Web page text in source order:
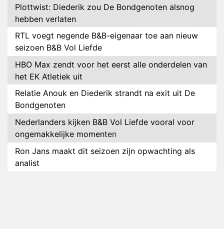
Plottwist: Diederik zou De Bondgenoten alsnog
hebben verlaten
RTL voegt negende B&B-eigenaar toe aan nieuw
seizoen B&B Vol Liefde
HBO Max zendt voor het eerst alle onderdelen van
het EK Atletiek uit
Relatie Anouk en Diederik strandt na exit uit De
Bondgenoten
Nederlanders kijken B&B Vol Liefde vooral voor
ongemakkelijke momenten
Ron Jans maakt dit seizoen zijn opwachting als
analist